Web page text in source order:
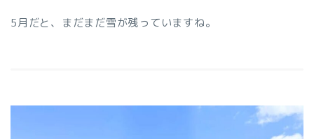
5月だと、まだまだ雪が残っていますね。